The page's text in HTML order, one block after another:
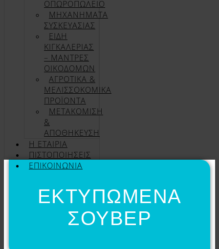
ΟΠΩΡΟΠΩΛΕΙΟ
ΜΗΧΑΝΗΜΑΤΑ
ΣΥΣΚΕΥΑΣΙΑΣ
ΕΙΔΗ
ΚΙΓΚΑΛΕΡΙΑΣ
– ΜΑΝΤΡΕΣ
ΟΙΚΟΔΟΜΩΝ
ΑΓΡΟΤΙΚΑ &
ΜΕΛΙΣΣΟΚΟΜΙΚΑ
ΠΡΟΪΟΝΤΑ
ΜΕΤΑΚΟΜΙΣΗ
&
ΑΠΟΘΗΚΕΥΣΗ
Η ΕΤΑΙΡΊΑ
ΠΙΣΤΟΠΟΙΉΣΕΙΣ
ΕΠΙΚΟΙΝΩΝΊΑ
ΕΚΤΥΠΩΜΕΝΑ
ΣΟΥΒΕΡ